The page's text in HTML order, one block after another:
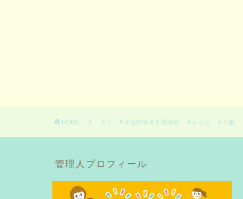
HOME タグ : ＃発達障害＃学習障害 ＃すらら ＃大阪
管理人プロフィール